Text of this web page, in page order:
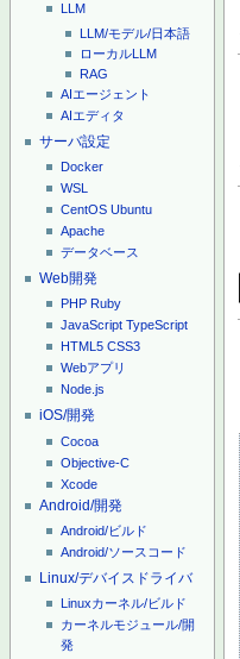
LLM
LLM/モデル/日本語
ローカルLLM
RAG
AIエージェント
AIエディタ
サーバ設定
Docker
WSL
CentOS Ubuntu
Apache
データベース
Web開発
PHP Ruby
JavaScript TypeScript
HTML5 CSS3
Webアプリ
Node.js
iOS/開発
Cocoa
Objective-C
Xcode
Android/開発
Android/ビルド
Android/ソースコード
Linux/デバイスドライバ
Linuxカーネル/ビルド
カーネルモジュール/開
発